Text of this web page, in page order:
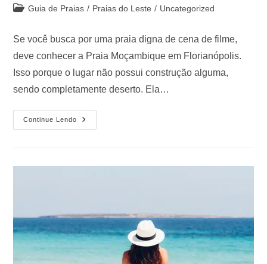
Guia de Praias / Praias do Leste / Uncategorized
Se você busca por uma praia digna de cena de filme,
deve conhecer a Praia Moçambique em Florianópolis.
Isso porque o lugar não possui construção alguma,
sendo completamente deserto. Ela…
Continue Lendo